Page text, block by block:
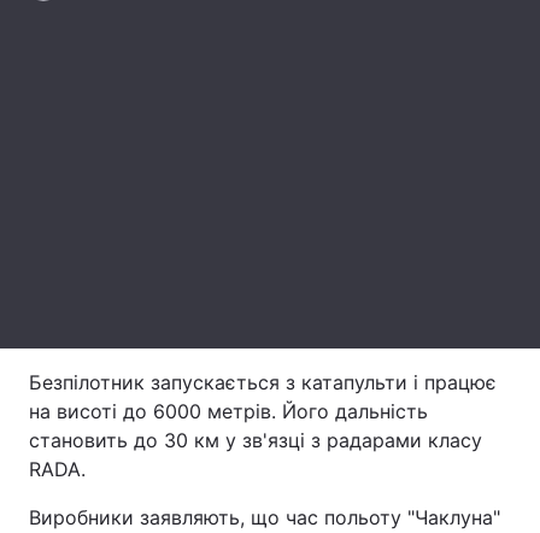
Безпілотник запускається з катапульти і працює
на висоті до 6000 метрів. Його дальність
становить до 30 км у зв'язці з радарами класу
RADA.
Виробники заявляють, що час польоту "Чаклуна"